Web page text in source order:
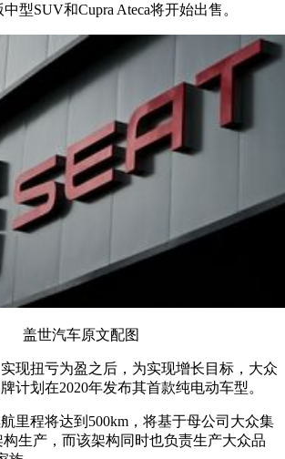
型SUV和Cupra Ateca将开始出售。
盖世汽车原文配图
现扭亏为盈之后，为实现增长目标，大众
计划在2020年发布其首款纯电动车型。
里程将达到500km，将基于母公司大众集
生产，而该架构同时也负责生产大众品